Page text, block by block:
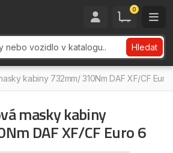
0
Hledat
kabiny 732mm/ 310Nm DAF XF/CF Euro
masky kabiny
DAF XF/CF Euro 6